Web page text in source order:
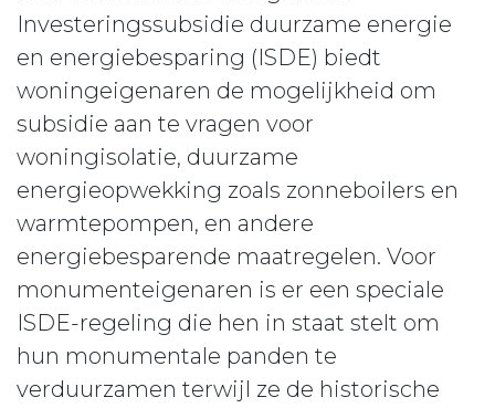
Investeringssubsidie duurzame energie
en energiebesparing (ISDE) biedt
woningeigenaren de mogelijkheid om
subsidie aan te vragen voor
woningisolatie, duurzame
energieopwekking zoals zonneboilers en
warmtepompen, en andere
energiebesparende maatregelen. Voor
monumenteigenaren is er een speciale
ISDE-regeling die hen in staat stelt om
hun monumentale panden te
verduurzamen terwijl ze de historische